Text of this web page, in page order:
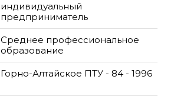
индивидуальный
предприниматель
Среднее профессиональное
образование
Горно-Алтайское ПТУ - 84 - 1996